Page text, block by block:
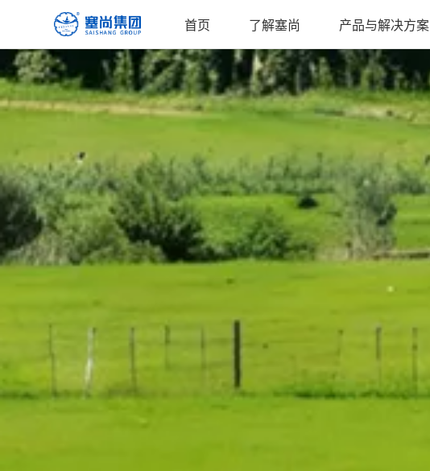
首页 了解塞尚 产品与解决方案